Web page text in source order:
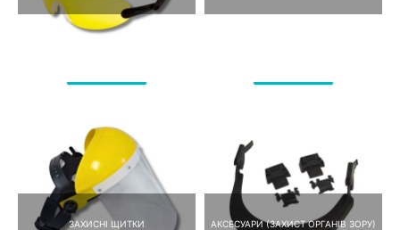
ЗАХИСНІ ЩИТКИ АКСЕСУАРИ (ЗАХИСТ ОРГАНІВ ЗОРУ)